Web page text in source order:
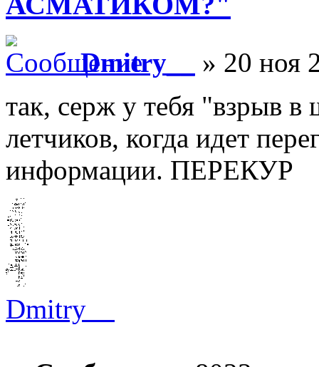
Dmitry__
» 20 ноя
так, серж у тебя "взрыв
летчиков, когда идет
информации. ПЕРЕКУР
Dmitry__